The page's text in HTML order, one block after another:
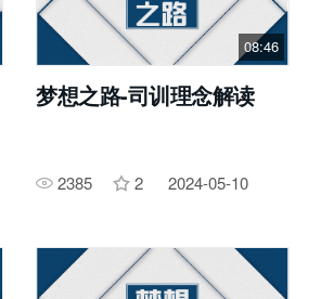
08:46
梦想之路-司训理念解读
2385 2 2024-05-10